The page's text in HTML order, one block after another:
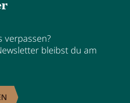
verpassen?
bleibst du am